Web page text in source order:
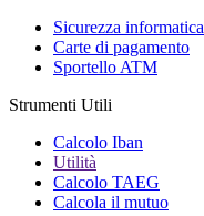
Sicurezza informatica
Carte di pagamento
Sportello ATM
Strumenti Utili
Calcolo Iban
Utilità
Calcolo TAEG
Calcola il mutuo